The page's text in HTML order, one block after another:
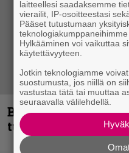
Blind Channel
tuplasingle
laitteellesi saadaksemme
vierailit, IP-osoitteestasi
Pääset tutustumaan
Hylkääminen voi vaikuttaa
käytettävyyteen.
Jotkin teknologiamme
suostumusta, jos niillä on
vastustaa tätä tai muuttaa
seuraavalla välilehdellä.